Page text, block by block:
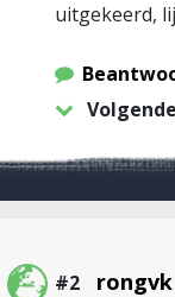
uitgekeerd,
#2 rongvk